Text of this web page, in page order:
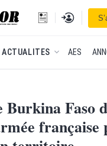
- retour à la une
Se connecter
D’ACCUEIL DE L'ESSOR
ACTUALITES AES
Burkina Faso
française